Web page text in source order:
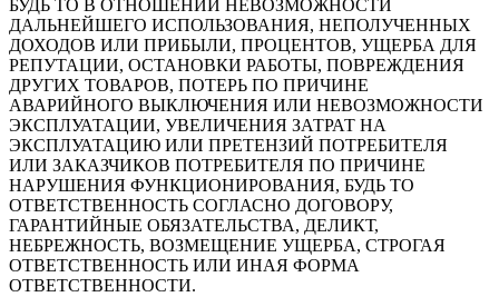
БУДЬ ТО В ОТНОШЕНИИ НЕВОЗМОЖНОСТИ
ДАЛЬНЕЙШЕГО ИСПОЛЬЗОВАНИЯ, НЕПОЛУЧЕННЫХ
ДОХОДОВ ИЛИ ПРИБЫЛИ, ПРОЦЕНТОВ, УЩЕРБА ДЛЯ
РЕПУТАЦИИ, ОСТАНОВКИ РАБОТЫ, ПОВРЕЖДЕНИЯ
ДРУГИХ ТОВАРОВ, ПОТЕРЬ ПО ПРИЧИНЕ
АВАРИЙНОГО ВЫКЛЮЧЕНИЯ ИЛИ НЕВОЗМОЖНОСТИ
ЭКСПЛУАТАЦИИ, УВЕЛИЧЕНИЯ ЗАТРАТ НА
ЭКСПЛУАТАЦИЮ ИЛИ ПРЕТЕНЗИЙ ПОТРЕБИТЕЛЯ
ИЛИ ЗАКАЗЧИКОВ ПОТРЕБИТЕЛЯ ПО ПРИЧИНЕ
НАРУШЕНИЯ ФУНКЦИОНИРОВАНИЯ, БУДЬ ТО
ОТВЕТСТВЕННОСТЬ СОГЛАСНО ДОГОВОРУ,
ГАРАНТИЙНЫЕ ОБЯЗАТЕЛЬСТВА, ДЕЛИКТ,
НЕБРЕЖНОСТЬ, ВОЗМЕЩЕНИЕ УЩЕРБА, СТРОГАЯ
ОТВЕТСТВЕННОСТЬ ИЛИ ИНАЯ ФОРМА
ОТВЕТСТВЕННОСТИ.